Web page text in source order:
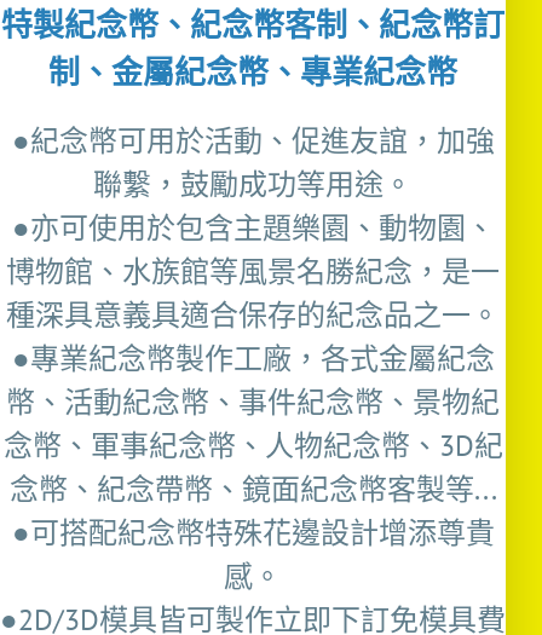
特製紀念幣、紀念幣客制、紀念幣訂
制、金屬紀念幣、專業紀念幣
●紀念幣可用於活動、促進友誼，加強
聯繫，鼓勵成功等用途。
●亦可使用於包含主題樂園、動物園、
博物館、水族館等風景名勝紀念，是一
種深具意義具適合保存的紀念品之一。
●專業紀念幣製作工廠，各式金屬紀念
幣、活動紀念幣、事件紀念幣、景物紀
念幣、軍事紀念幣、人物紀念幣、3D紀
念幣、紀念帶幣、鏡面紀念幣客製等...
●可搭配紀念幣特殊花邊設計增添尊貴
感。
●2D/3D模具皆可製作立即下訂免模具費